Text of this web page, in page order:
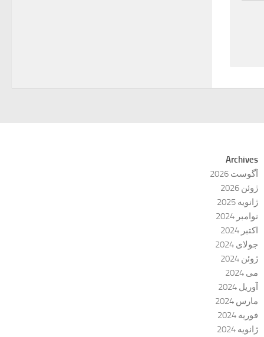
Archives
آگوست 2026
ژوئن 2026
ژانویه 2025
نوامبر 2024
اکتبر 2024
جولای 2024
ژوئن 2024
می 2024
آوریل 2024
مارس 2024
فوریه 2024
ژانویه 2024